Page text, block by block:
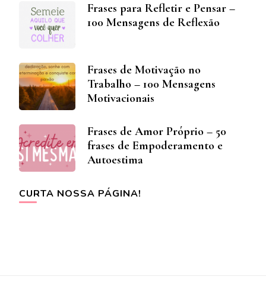
Frases para Refletir e Pensar –
100 Mensagens de Reflexão
Frases de Motivação no
Trabalho – 100 Mensagens
Motivacionais
Frases de Amor Próprio – 50
frases de Empoderamento e
Autoestima
CURTA NOSSA PÁGINA!